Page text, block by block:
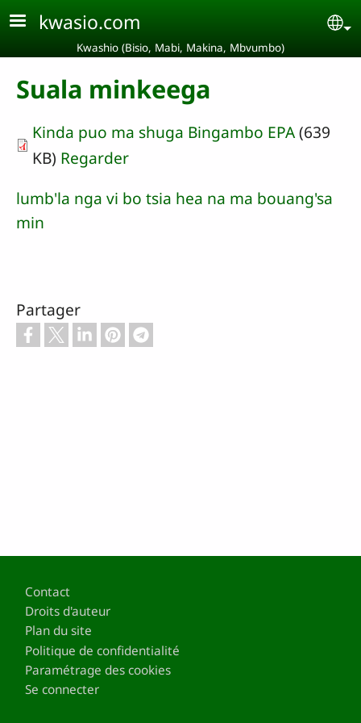
Aller au contenu principal
kwasio.com
Kwashio (Bisio, Mabi, Makina, Mbvumbo)
Suala minkeega
Kinda puo ma shuga Bingambo EPA(639
KB) Regarder
lumb'la nga vi bo tsia hea na ma bouang'sa
min
Partager
Pied de page
Contact
Droits d'auteur
Plan du site
Politique de confidentialité
Paramétrage des cookies
Se connecter